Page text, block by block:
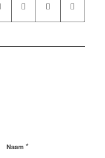
Naam *